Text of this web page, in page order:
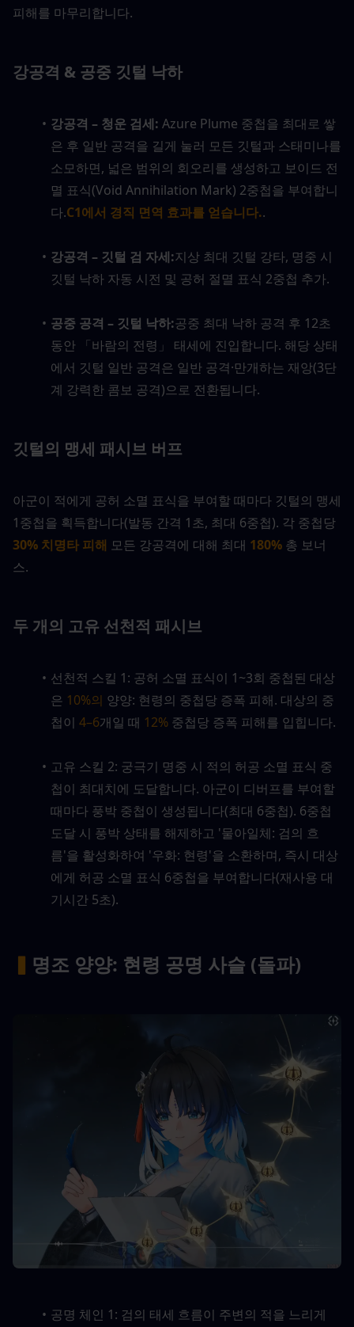
피해를 마무리합니다.
강공격 & 공중 깃털 낙하
강공격 – 청운 검세: Azure Plume 중첩을 최대로 쌓
은 후 일반 공격을 길게 눌러 모든 깃털과 스태미나를
소모하면, 넓은 범위의 회오리를 생성하고 보이드 전
멸 표식(Void Annihilation Mark) 2중첩을 부여합니
다.C1에서 경직 면역 효과를 얻습니다..
강공격 – 깃털 검 자세:지상 최대 깃털 강타, 명중 시
깃털 낙하 자동 시전 및 공허 절멸 표식 2중첩 추가.
공중 공격 – 깃털 낙하:공중 최대 낙하 공격 후 12초
동안 「바람의 전령」 태세에 진입합니다. 해당 상태
에서 깃털 일반 공격은 일반 공격·만개하는 재앙(3단
계 강력한 콤보 공격)으로 전환됩니다.
깃털의 맹세 패시브 버프
아군이 적에게 공허 소멸 표식을 부여할 때마다 깃털의 맹세
1중첩을 획득합니다(발동 간격 1초, 최대 6중첩). 각 중첩당
30% 치명타 피해 모든 강공격에 대해 최대 180% 총 보너
스.
두 개의 고유 선천적 패시브
선천적 스킬 1: 공허 소멸 표식이 1~3회 중첩된 대상
은 10%의 양양: 현령의 중첩당 증폭 피해. 대상의 중
첩이 4–6개일 때 12% 중첩당 증폭 피해를 입힙니다.
고유 스킬 2: 궁극기 명중 시 적의 허공 소멸 표식 중
첩이 최대치에 도달합니다. 아군이 디버프를 부여할
때마다 풍박 중첩이 생성됩니다(최대 6중첩). 6중첩
도달 시 풍박 상태를 해제하고 '물아일체: 검의 흐
름'을 활성화하여 '우화: 현령'을 소환하며, 즉시 대상
에게 허공 소멸 표식 6중첩을 부여합니다(재사용 대
기시간 5초).
▍ 명조 양양: 현령 공명 사슬 (돌파)
공명 체인 1: 검의 태세 흐름이 주변의 적을 느리게